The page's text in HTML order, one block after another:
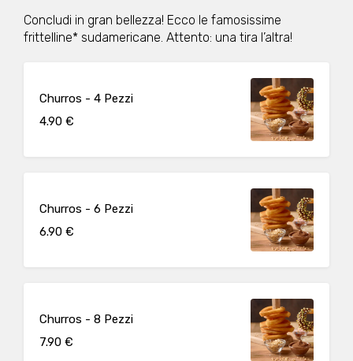
Concludi in gran bellezza! Ecco le famosissime
frittelline* sudamericane. Attento: una tira l’altra!
Churros - 4 Pezzi
4.90 €
Churros - 6 Pezzi
6.90 €
Churros - 8 Pezzi
7.90 €